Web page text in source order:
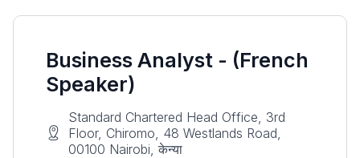
Business Analyst - (French
Speaker)
Standard Chartered Head Office, 3rd
Floor, Chiromo, 48 Westlands Road,
00100 Nairobi, केन्या